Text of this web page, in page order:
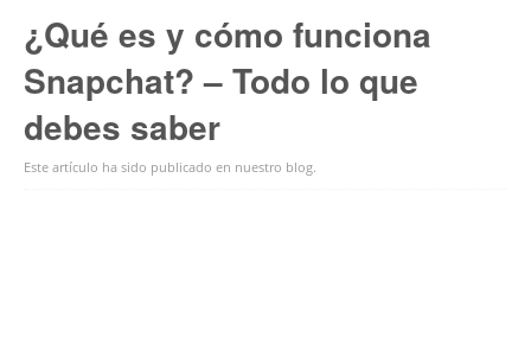
¿Qué es y cómo funciona
Snapchat? – Todo lo que
debes saber
Este artículo ha sido publicado en nuestro blog.